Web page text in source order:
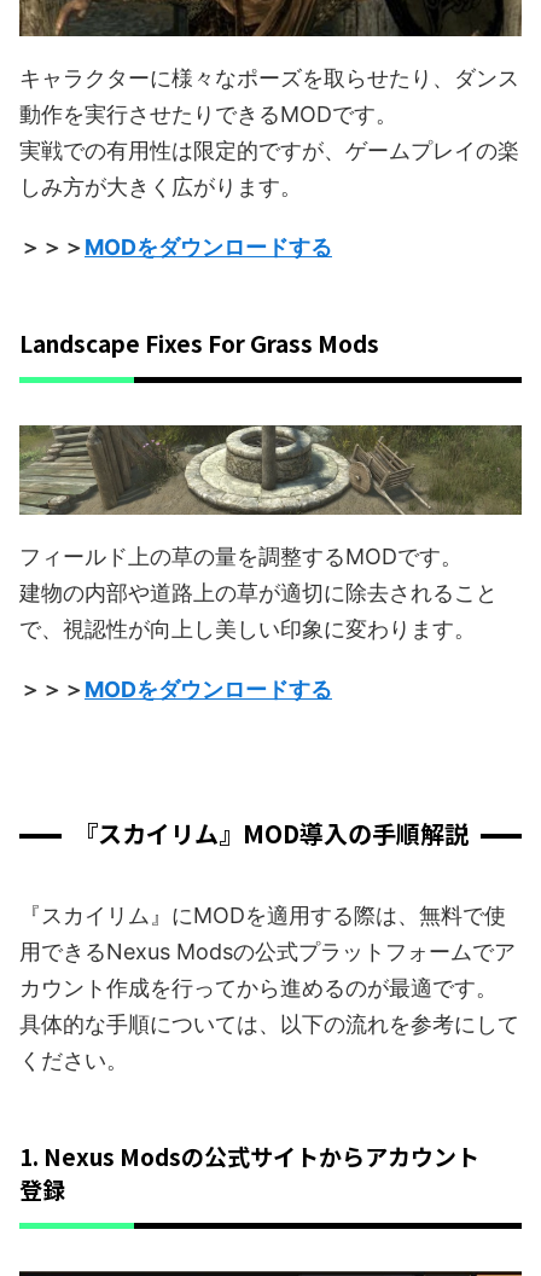
キャラクターに様々なポーズを取らせたり、ダンス
動作を実行させたりできるMODです。
実戦での有用性は限定的ですが、ゲームプレイの楽
しみ方が大きく広がります。
＞＞＞MODをダウンロードする
Landscape Fixes For Grass Mods
フィールド上の草の量を調整するMODです。
建物の内部や道路上の草が適切に除去されること
で、視認性が向上し美しい印象に変わります。
＞＞＞MODをダウンロードする
『スカイリム』MOD導入の手順解説
『スカイリム』にMODを適用する際は、無料で使
用できるNexus Modsの公式プラットフォームでア
カウント作成を行ってから進めるのが最適です。
具体的な手順については、以下の流れを参考にして
ください。
1. Nexus Modsの公式サイトからアカウント
登録